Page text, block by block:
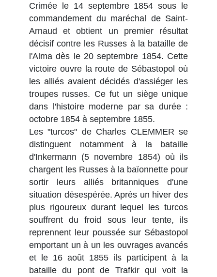
Crimée le 14 septembre 1854 sous le
commandement du maréchal de Saint-
Arnaud et obtient un premier résultat
décisif contre les Russes à la bataille de
l'Alma dès le 20 septembre 1854. Cette
victoire ouvre la route de Sébastopol où
les alliés avaient décidés d'assiéger les
troupes russes. Ce fut un siège unique
dans l'histoire moderne par sa durée :
octobre 1854 à septembre 1855.
Les "turcos" de Charles CLEMMER se
distinguent notamment à la bataille
d'Inkermann (5 novembre 1854) où ils
chargent les Russes à la baïonnette pour
sortir leurs alliés britanniques d'une
situation désespérée. Après un hiver des
plus rigoureux durant lequel les turcos
souffrent du froid sous leur tente, ils
reprennent leur poussée sur Sébastopol
emportant un à un les ouvrages avancés
et le 16 août 1855 ils participent à la
bataille du pont de Trafkir qui voit la